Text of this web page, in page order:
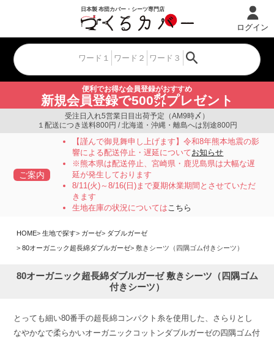
便利でお得な会員登録がおすすめ
新規会員登録で500㌽プレゼント
ログイン
受注日入れ5営業日目出荷予定（AM9時〆）
１配送につき送料800円 / 北海道・沖縄・離島へは別途800円
ご案内
【謹んで御見舞申し上げます】令和8年熊本地震の影
響による配送停止・遅延についてお知らせ
※熊本県は配送停止、宮崎県・鹿児島県は大幅な遅
延が発生しております
8/11(火)～8/16(日)まで夏期休業期間とさせていただ
きます
生地在庫の状況についてはこちら
HOME 生地で探す ガーゼ
ダブルガーゼ
80オーガニック超長綿ダブルガーゼ
敷きシーツ（四隅ゴム付きシーツ）
80オーガニック超長綿ダブルガーゼ 敷きシーツ（四隅ゴム
付きシーツ）
とっても細い80番手の超長綿コンパクト糸を使用した、さらりとし
なやかなで柔らかいオーガニックコットンダブルガーゼの四隅ゴム付